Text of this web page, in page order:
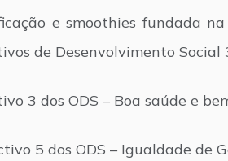
e smoothies fundada
de Desenvolvimento Social
3 dos ODS – Boa saúde e
5 dos ODS – Igualdade de